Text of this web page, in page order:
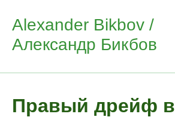
content
Alexander Bikbov /
Александр Бикбов
Правый дрейф в